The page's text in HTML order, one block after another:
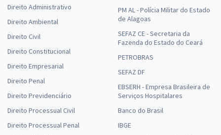
Direito Administrativo
Direito Ambiental
Direito Civil
Direito Constitucional
Direito Empresarial
Direito Penal
Direito Previdenciário
Direito Processual Civil
Direito Processual Penal
PM AL - Polícia Militar do Estado
de Alagoas
SEFAZ CE - Secretaria da
Fazenda do Estado do Ceará
PETROBRAS
SEFAZ DF
EBSERH - Empresa Brasileira de
Serviços Hospitalares
Banco do Brasil
IBGE